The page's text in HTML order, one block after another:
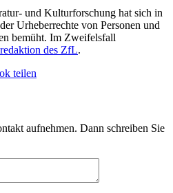
und Kulturforschung hat sich in
Urheberrechte von Personen und
bemüht. Im Zweifelsfall
des ZfL.
teilen
aufnehmen. Dann schreiben Sie